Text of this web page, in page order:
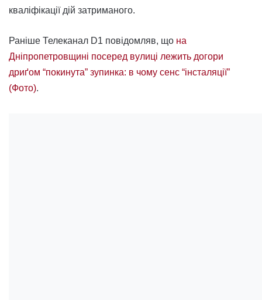
кваліфікації дій затриманого.
Раніше Телеканал D1 повідомляв, що на
Дніпропетровщині посеред вулиці лежить догори
дриґом “покинута” зупинка: в чому сенс “інсталяції”
(Фото).